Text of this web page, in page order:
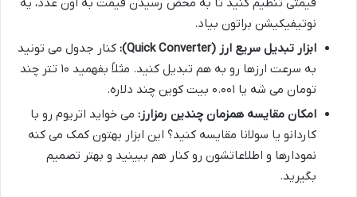
نوتیفیکیشن براتون بیاد.
ابزار تبدیل سریع ارز (Quick Converter):
کنار جدول می تونید
به سرعت ارزها رو به هم تبدیل کنید. مثلاً بفهمید ۱۰ تتر چند
تومان می شه یا ۰.۰۰۱ بیت کوین چند دلاره.
امکان مقایسه همزمان چندین رمزارز: می خواید اتریوم رو با
کاردانو یا سولانا مقایسه کنید؟ این ابزار بهتون کمک می کنه
نمودارها و اطلاعاتشون رو کنار هم ببینید و بهتر تصمیم
بگیرید.